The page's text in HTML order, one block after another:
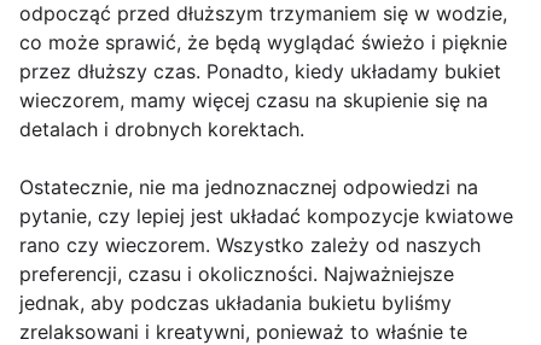
odpocząć przed dłuższym trzymaniem się w wodzie,
co może sprawić, że będą wyglądać świeżo i pięknie
przez dłuższy czas. Ponadto, kiedy układamy bukiet
wieczorem, mamy więcej czasu na skupienie się na
detalach i drobnych korektach.
Ostatecznie, nie ma jednoznacznej odpowiedzi na
pytanie, czy lepiej jest układać kompozycje kwiatowe
rano czy wieczorem. Wszystko zależy od naszych
preferencji, czasu i okoliczności. Najważniejsze
jednak, aby podczas układania bukietu byliśmy
zrelaksowani i kreatywni, ponieważ to właśnie te